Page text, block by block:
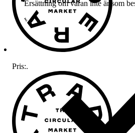
Ersättning om varan inte är som
Pris:.